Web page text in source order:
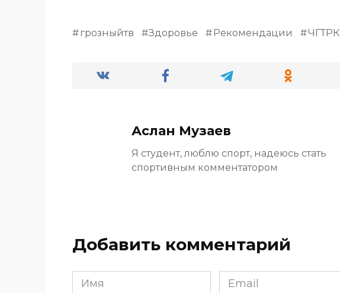
грозныйтв Здоровье Рекомендации ЧГТРК
Аслан Музаев
Я студент, люблю спорт, надеюсь стать
спортивным комментатором
Добавить комментарий
Имя
Email